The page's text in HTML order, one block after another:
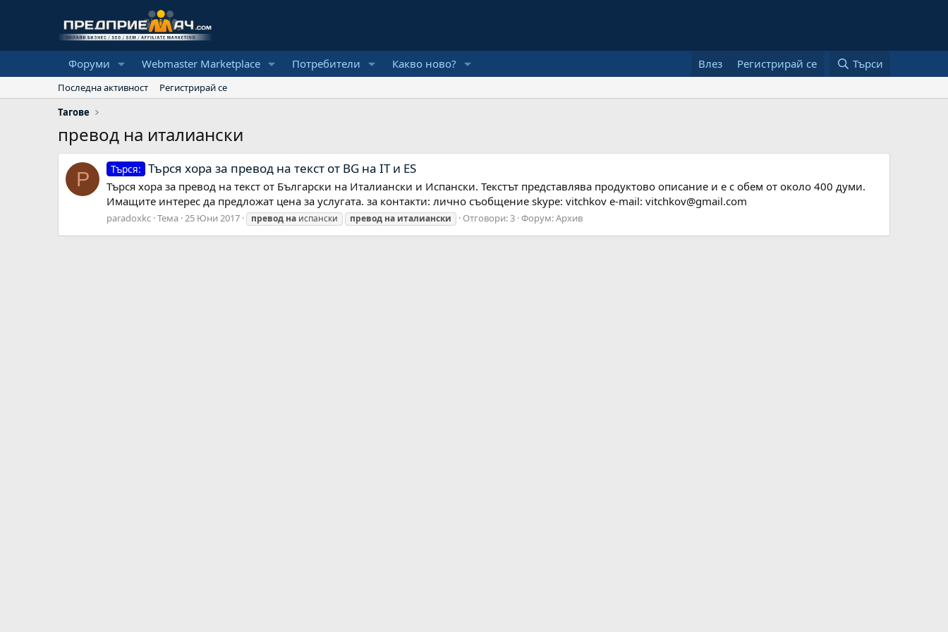
Форуми Webmaster Marketplace Потребители Какво ново? Влез Регистрирай се Търси
Последна активност
Регистрирай се
Тагове
превод на италиански
P Търся: Търся хора за превод на текст от BG на IT и ES
Търся хора за превод на текст от Български на Италиански и Испански. Текстът представлява продуктово описание и е с обем от около 400 думи.
Имащите интерес да предложат цена за услугата. за контакти: лично съобщение skype: vitchkov e-mail: vitchkov@gmail.com
paradoxkc Тема 25 Юни 2017 превод на испански превод на италиански Отговори: 3 Форум:Архив